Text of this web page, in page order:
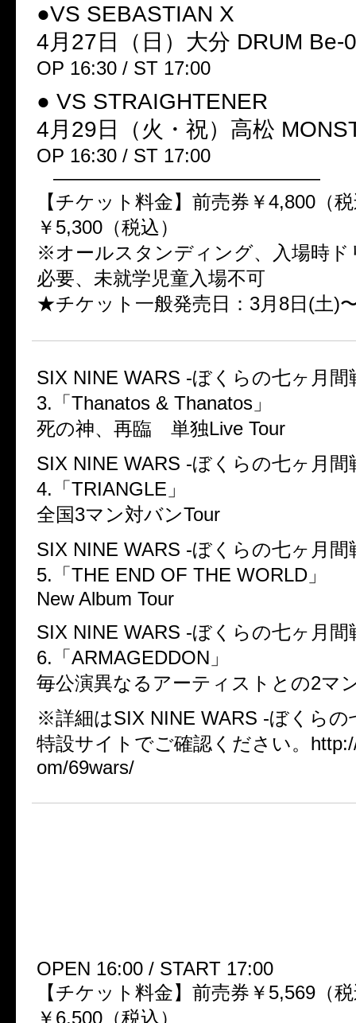
●VS SEBASTIAN X
4月27日（日）大分 DRUM Be-0
OP 16:30 / ST 17:00
● VS STRAIGHTENER
4月29日（火・祝）高松
OP 16:30 / ST 17:00
——————————————
【チケット料金】前売券￥4,800（
￥5,300（税込）
※オールスタンディング、入場時ド
必要、未就学児童入場不可
★チケット一般発売日：3月8日(土)
SIX NINE WARS -ぼくらの七ヶ月間
3.「Thanatos & Thanatos」
死の神、再臨 単独Live Tour
SIX NINE WARS -ぼくらの七ヶ月間
4.「TRIANGLE」
全国3マン対バンTour
SIX NINE WARS -ぼくらの七ヶ月間
5.「THE END OF THE WORLD」
New Album Tour
SIX NINE WARS -ぼくらの七ヶ月間
6.「ARMAGEDDON」
毎公演異なるアーティストとの2マ
※詳細はSIX NINE WARS -ぼくらの
特設サイトでご確認ください。
om/69wars/
OPEN 16:00 / START 17:00
【チケット料金】前売券￥5,569（
￥6,500（税込）